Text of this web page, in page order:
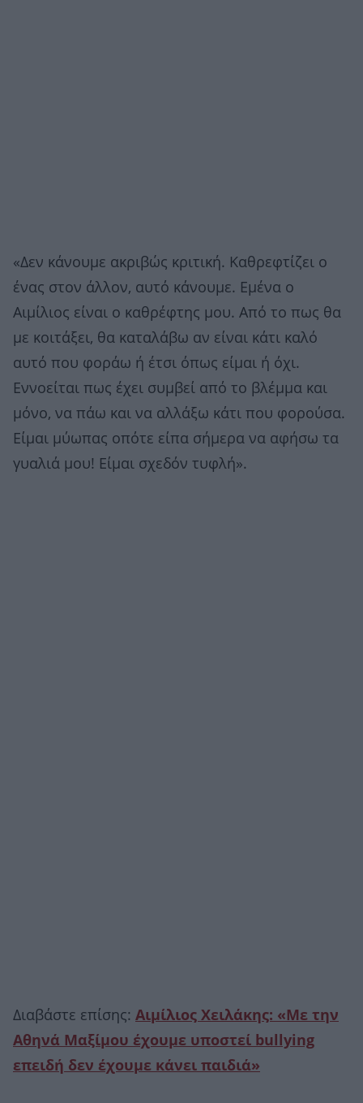
«Δεν κάνουμε ακριβώς κριτική. Καθρεφτίζει ο
ένας στον άλλον, αυτό κάνουμε. Εμένα ο
Αιμίλιος είναι ο καθρέφτης μου. Από το πως θα
με κοιτάξει, θα καταλάβω αν είναι κάτι καλό
αυτό που φοράω ή έτσι όπως είμαι ή όχι.
Εννοείται πως έχει συμβεί από το βλέμμα και
μόνο, να πάω και να αλλάξω κάτι που φορούσα.
Είμαι μύωπας οπότε είπα σήμερα να αφήσω τα
γυαλιά μου! Είμαι σχεδόν τυφλή».
Διαβάστε επίσης: Αιμίλιος Χειλάκης: «Με την
Αθηνά Μαξίμου έχουμε υποστεί bullying
επειδή δεν έχουμε κάνει παιδιά»